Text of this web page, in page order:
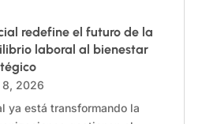
redefine el futuro de la
laboral al bienestar
8, 2026
ya está transformando la